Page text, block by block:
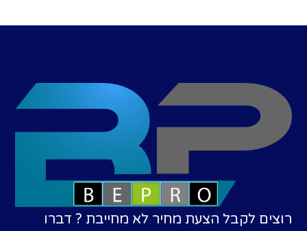
רוצים לקבל הצעת מחיר לא מחייבת ? דברו